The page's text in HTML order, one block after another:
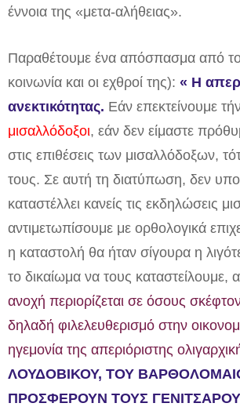
έννοια της «μετα-αλήθειας».
Παραθέτουμε ένα απόσπασμα από
κοινωνία και οι εχθροί της): « Η
ανεκτικότητας. Εάν επεκτείνουμε
μισαλλόδοξοι, εάν δεν είμαστε
στις επιθέσεις των μισαλλόδοξων,
τους. Σε αυτή τη διατύπωση, δεν
καταστέλλει κανείς τις
αντιμετωπίσουμε με ορθολογικά
η καταστολή θα ήταν σίγουρα η
το δικαίωμα να τους καταστείλουμε,
ανοχή περιορίζεται σε όσους
δηλαδή φιλελευθερισμό στην
ηγεμονία της απεριόριστης
ΛΟΥΔΟΒΙΚΟΥ, ΤΟΥ
ΠΡΟΣΦΕΡΟΥΝ ΤΟΥΣ